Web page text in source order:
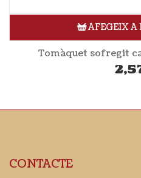
AFEGEIX A
Tomàquet sofregit
CONTACTE